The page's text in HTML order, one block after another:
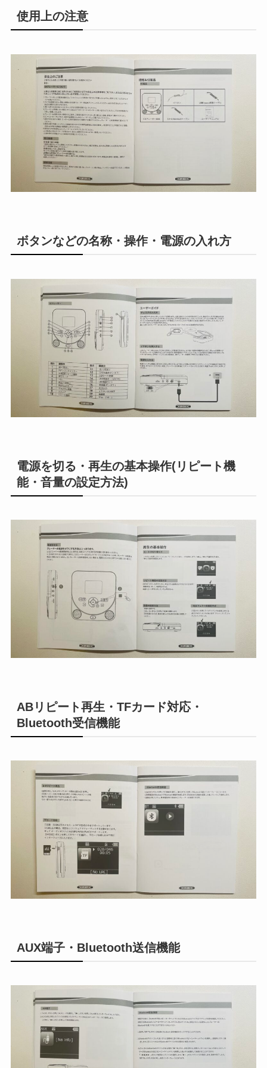
使用上の注意
ボタンなどの名称・操作・電源の入れ方
電源を切る・再生の基本操作(リピート機
能・音量の設定方法)
ABリピート再生・TFカード対応・
Bluetooth受信機能
AUX端子・Bluetooth送信機能